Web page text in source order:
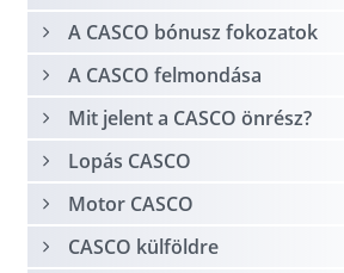
A CASCO bónusz fokozatok
A CASCO felmondása
Mit jelent a CASCO önrész?
Lopás CASCO
Motor CASCO
CASCO külföldre